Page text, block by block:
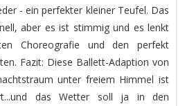
- ein perfekter kleiner Teufel. Das
aber es ist stimmig und es lenkt
Choreografie und den perfekt
Fazit: Diese Ballett-Adaption von
unter freiem Himmel ist
das Wetter soll ja in den